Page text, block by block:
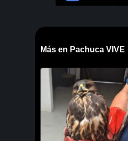
Más en Pachuca VIVE